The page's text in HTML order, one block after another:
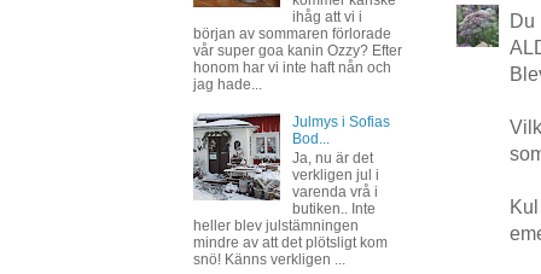
Du
ihåg att vi i
början av sommaren förlorade
vår super goa kanin Ozzy? Efter
honom har vi inte haft nån och
jag hade...
Julmys i Sofias
Bod...
Ja, nu är det
verkligen jul i
varenda vrå i
butiken.. Inte
heller blev julstämningen
mindre av att det plötsligt kom
snö! Känns verkligen ...